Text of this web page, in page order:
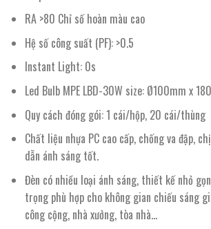
RA >80 Chỉ số hoàn màu cao
Hệ số công suất (PF): >0.5
Instant Light: 0s
Led Bulb MPE LBD-30W size: Ø100mm x
Quy cách đóng gói: 1 cái/hộp, 20 cái/thùng
Chất liệu nhựa PC cao cấp, chống va đập,
dẫn ánh sáng tốt.
Đèn có nhiều loại ánh sáng, thiết kế nhỏ
trọng phù hợp cho không gian chiếu sáng
công cộng, nhà xưởng, tòa nhà…